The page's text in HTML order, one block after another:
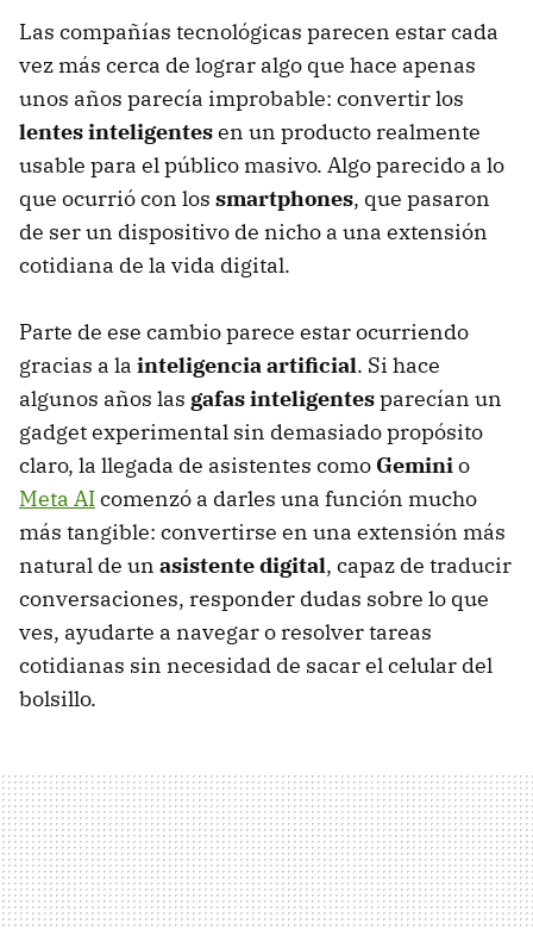
Las compañías tecnológicas parecen estar cada
vez más cerca de lograr algo que hace apenas
unos años parecía improbable: convertir los
lentes inteligentesen un producto realmente
usable para el público masivo. Algo parecido a lo
que ocurrió con los smartphones, que pasaron
de ser un dispositivo de nicho a una extensión
cotidiana de la vida digital.
Parte de ese cambio parece estar ocurriendo
gracias a la inteligencia artificial. Si hace
algunos años las gafas inteligentesparecían un
gadget experimental sin demasiado propósito
claro, la llegada de asistentes como Geminio
Meta AIcomenzó a darles una función mucho
más tangible: convertirse en una extensión más
natural de un asistente digital, capaz de traducir
conversaciones, responder dudas sobre lo que
ves, ayudarte a navegar o resolver tareas
cotidianas sin necesidad de sacar el celular del
bolsillo.